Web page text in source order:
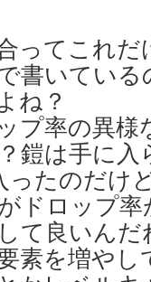
ってこれ
書いてい
ね？
プ率の異様
鎧は手に
ったのだけ
ドロップ
て良いんだ
素を増やし